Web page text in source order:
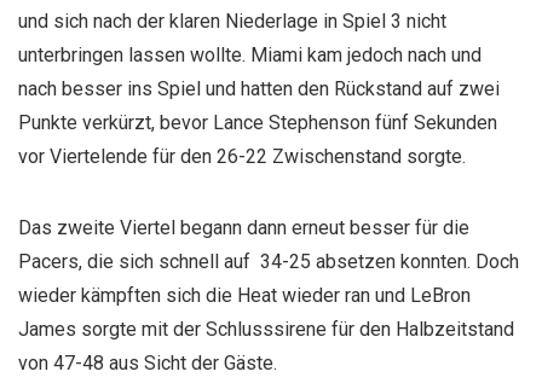
und sich nach der klaren Niederlage in Spiel 3 nicht
unterbringen lassen wollte. Miami kam jedoch nach und
nach besser ins Spiel und hatten den Rückstand auf zwei
Punkte verkürzt, bevor Lance Stephenson fünf Sekunden
vor Viertelende für den 26-22 Zwischenstand sorgte.
Das zweite Viertel begann dann erneut besser für die
Pacers, die sich schnell auf 34-25 absetzen konnten. Doch
wieder kämpften sich die Heat wieder ran und LeBron
James sorgte mit der Schlusssirene für den Halbzeitstand
von 47-48 aus Sicht der Gäste.